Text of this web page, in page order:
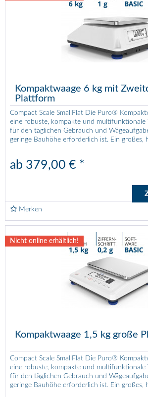
Kompaktwaage 6 kg mit
Plattform
Compact Scale SmallFlat Die Puro®
eine robuste, kompakte und multifunktionale
für den täglichen Gebrauch und
geringe Bauhöhe erforderlich ist. Ein großes,
ab 379,00 € *
Merken
Nicht online erhältlich!
Kompaktwaage 1,5 kg große
Compact Scale SmallFlat Die Puro®
eine robuste, kompakte und multifunktionale
für den täglichen Gebrauch und
geringe Bauhöhe erforderlich ist. Ein großes,